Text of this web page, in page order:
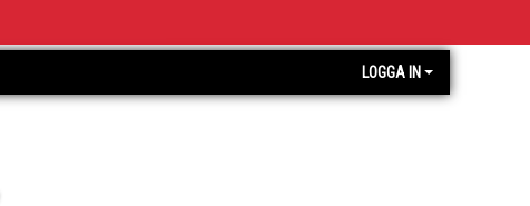
LOGGA IN